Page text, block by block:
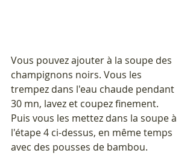
Vous pouvez ajouter à la soupe des
champignons noirs. Vous les
trempez dans l'eau chaude pendant
30 mn, lavez et coupez finement.
Puis vous les mettez dans la soupe à
l'étape 4 ci-dessus, en même temps
avec des pousses de bambou.